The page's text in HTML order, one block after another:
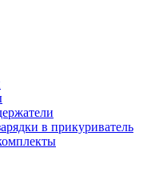
в прикуриватель